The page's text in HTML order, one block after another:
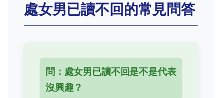
處女男已讀不回的常見問答
問：處女男已讀不回是不是代表
沒興趣？